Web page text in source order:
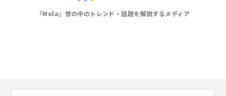
『Mola』世の中のトレンド・話題を解説するメディア